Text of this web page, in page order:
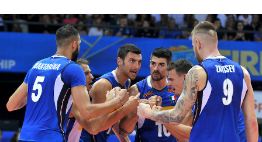
PODCAST
NEWSLETTER
I MIEI PREFERITI